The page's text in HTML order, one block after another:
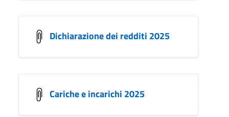
Dichiarazione dei redditi 2025
Cariche e incarichi 2025